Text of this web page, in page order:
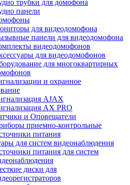
трубки для домофона
панели
для видеодомофона
панели для видеодомофона
видеодомофонов
для видеодомофонов
для многоквартирных
и охранное
AJAX
AX PRO
и Оповещатели
приемно-контрольные
питания
для систем видеонаблюдения
питания для систем
диски для